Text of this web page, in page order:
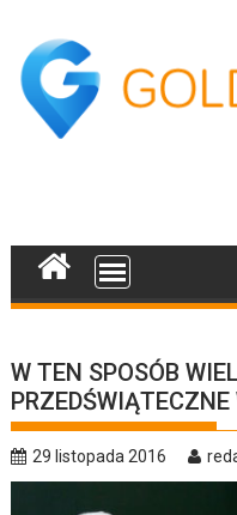
content
W TEN SPOSÓB
PRZEDŚWIĄTECZNE
29 listopada 2016